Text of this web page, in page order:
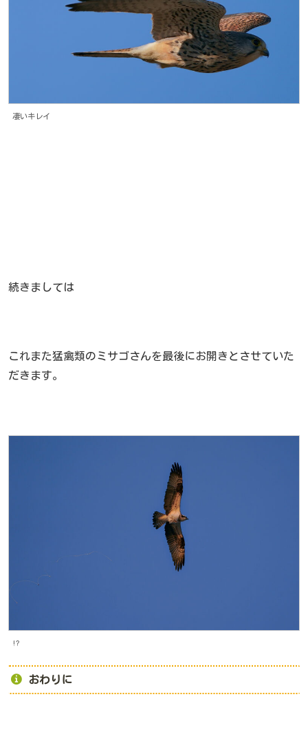
凄いキレイ
続きましては
これまた猛禽類のミサゴさんを最後にお開きとさせていた
だきます。
!?
おわりに